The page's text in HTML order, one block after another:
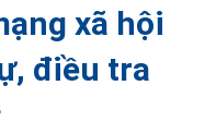
xã hội
điều tra